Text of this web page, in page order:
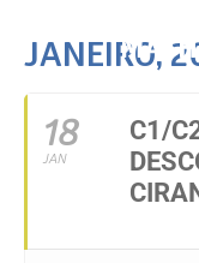
JANEIRO,
18
JAN
C1/